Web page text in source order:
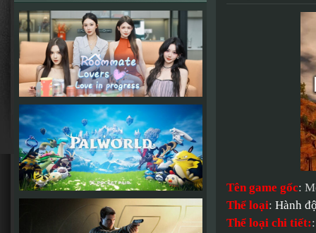
Tên game gốc:
Thể loại: Hành
Thể loại chi tiết: